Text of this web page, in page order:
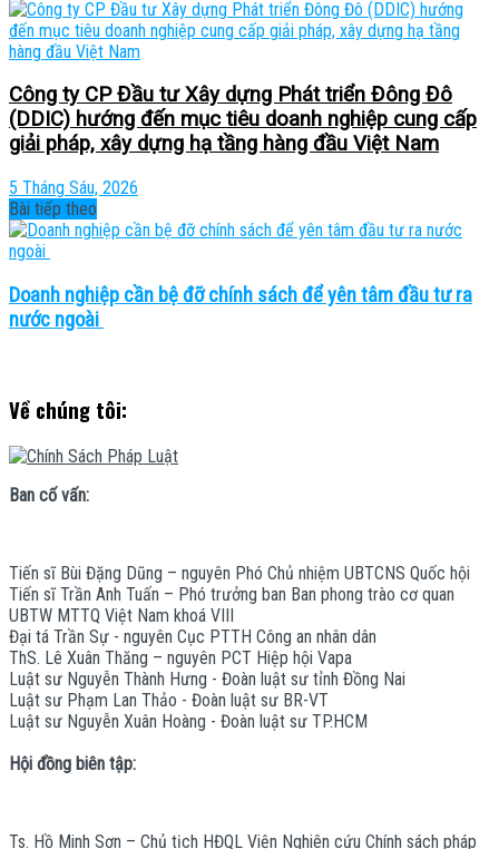
Công ty CP Đầu tư Xây dựng Phát triển Đông Đô
(DDIC) hướng đến mục tiêu doanh nghiệp cung cấp
giải pháp, xây dựng hạ tầng hàng đầu Việt Nam
5 Tháng Sáu, 2026
Bài tiếp theo
Doanh nghiệp cần bệ đỡ chính sách để yên tâm đầu tư ra
nước ngoài
Về chúng tôi:
Ban cố vấn:
Tiến sĩ Bùi Đặng Dũng – nguyên Phó Chủ nhiệm UBTCNS Quốc hội
Tiến sĩ Trần Anh Tuấn – Phó trưởng ban Ban phong trào cơ quan
UBTW MTTQ Việt Nam khoá VIII
Đại tá Trần Sự - nguyên Cục PTTH Công an nhân dân
ThS. Lê Xuân Thăng – nguyên PCT Hiệp hội Vapa
Luật sư Nguyễn Thành Hưng - Đoàn luật sư tỉnh Đồng Nai
Luật sư Phạm Lan Thảo - Đoàn luật sư BR-VT
Luật sư Nguyễn Xuân Hoàng - Đoàn luật sư TP.HCM
Hội đồng biên tập:
Ts. Hồ Minh Sơn – Chủ tịch HĐQL Viện Nghiên cứu Chính sách pháp